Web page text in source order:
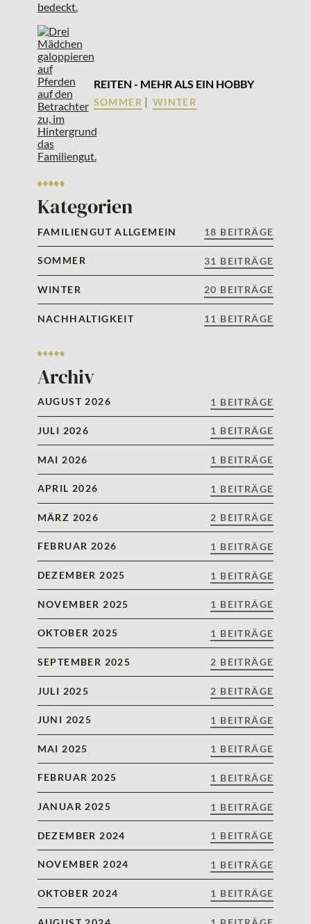
REITEN - MEHR ALS EIN HOBBY
SOMMER | WINTER
Kategorien
FAMILIENGUT ALLGEMEIN 18 BEITRÄGE
SOMMER 31 BEITRÄGE
WINTER 20 BEITRÄGE
NACHHALTIGKEIT 11 BEITRÄGE
Archiv
AUGUST 2026 1 BEITRÄGE
JULI 2026 1 BEITRÄGE
MAI 2026 1 BEITRÄGE
APRIL 2026 1 BEITRÄGE
MÄRZ 2026 2 BEITRÄGE
FEBRUAR 2026 1 BEITRÄGE
DEZEMBER 2025 1 BEITRÄGE
NOVEMBER 2025 1 BEITRÄGE
OKTOBER 2025 1 BEITRÄGE
SEPTEMBER 2025 2 BEITRÄGE
JULI 2025 2 BEITRÄGE
JUNI 2025 1 BEITRÄGE
MAI 2025 1 BEITRÄGE
FEBRUAR 2025 1 BEITRÄGE
JANUAR 2025 1 BEITRÄGE
DEZEMBER 2024 1 BEITRÄGE
NOVEMBER 2024 1 BEITRÄGE
OKTOBER 2024 1 BEITRÄGE